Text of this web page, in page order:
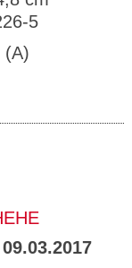
5
(A)
09.03.2017